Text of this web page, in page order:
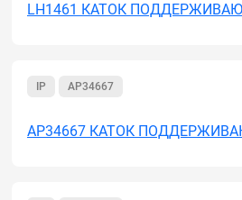
LH1461 КАТОК
IP AP34667
AP34667 КАТОК